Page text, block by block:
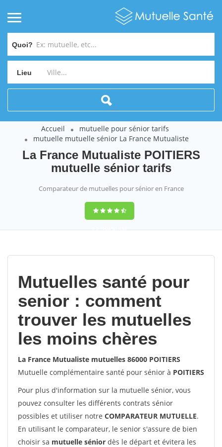
Quoi?
Lieu
Accueil
mutuelle pour sénior tarifs
mutuelle mutuelle sénior La France Mutualiste
La France Mutualiste POITIERS
mutuelle sénior tarifs
Comparateur de mutuelles pour sénior en France
9,2(100%)452
Mutuelles santé pour
senior : comment
trouver les mutuelles
les moins chères
La France Mutualiste mutuelles 86000 POITIERS
Mutuelle complémentaire santé pour sénior à POITIERS
Pour plus d'information sur la mutuelle sénior, vous
pouvez consulter les différents contrats sénior
possibles et utiliser notre COMPARATEUR MUTUELLE.
En utilisant le comparateur, le senior s'assure de bien
choisir sa mutuelle sénior dès le départ et évitera les